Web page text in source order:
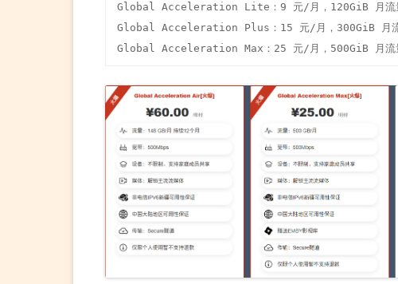
Global Acceleration Lite：9 元/月，120GiB 月流量
Global Acceleration Plus：15 元/月，300GiB 月流
Global Acceleration Max：25 元/月，500GiB 月流